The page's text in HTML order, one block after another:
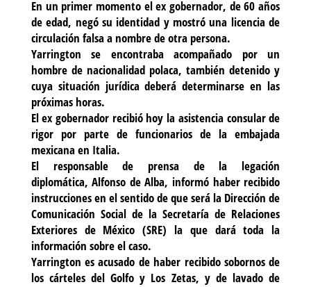
En un primer momento el ex gobernador, de 60 años
de edad, negó su identidad y mostró una licencia de
circulación falsa a nombre de otra persona.
Yarrington se encontraba acompañado por un
hombre de nacionalidad polaca, también detenido y
cuya situación jurídica deberá determinarse en las
próximas horas.
El ex gobernador recibió hoy la asistencia consular de
rigor por parte de funcionarios de la embajada
mexicana en Italia.
El responsable de prensa de la legación
diplomática, Alfonso de Alba, informó haber recibido
instrucciones en el sentido de que será la Dirección de
Comunicación Social de la Secretaría de Relaciones
Exteriores de México (SRE) la que dará toda la
información sobre el caso.
Yarrington es acusado de haber recibido sobornos de
los cárteles del Golfo y Los Zetas, y de lavado de